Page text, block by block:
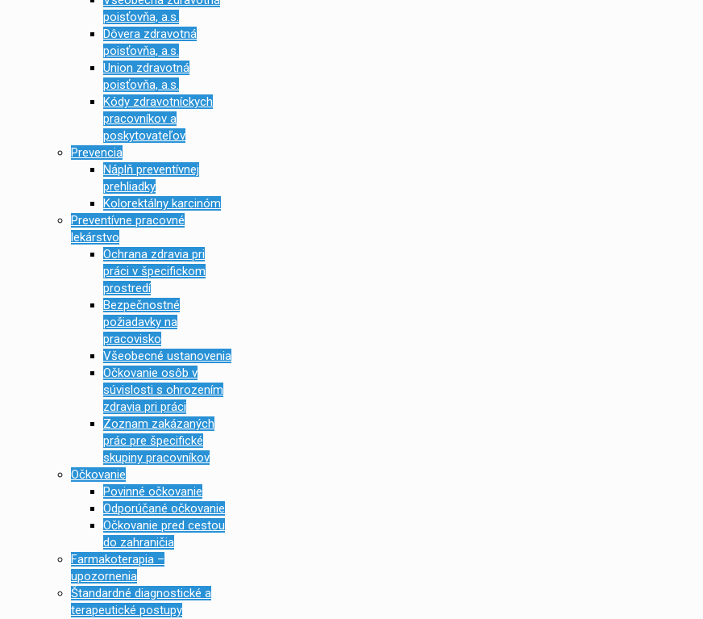
poisťovňa, a.s.
Dôvera zdravotná
poisťovňa, a.s.
Union zdravotná
poisťovňa, a.s.
Kódy zdravotníckych
pracovníkov a
poskytovateľov
Prevencia
Náplň preventívnej
prehliadky
Kolorektálny karcinóm
Preventívne pracovné
lekárstvo
Ochrana zdravia pri
práci v špecifickom
prostredí
Bezpečnostné
požiadavky na
pracovisko
Všeobecné ustanovenia
Očkovanie osôb v
súvislosti s ohrozením
zdravia pri práci
Zoznam zakázaných
prác pre špecifické
skupiny pracovníkov
Očkovanie
Povinné očkovanie
Odporúčané očkovanie
Očkovanie pred cestou
do zahraničia
Farmakoterapia –
upozornenia
Štandardné diagnostické a
terapeutické postupy